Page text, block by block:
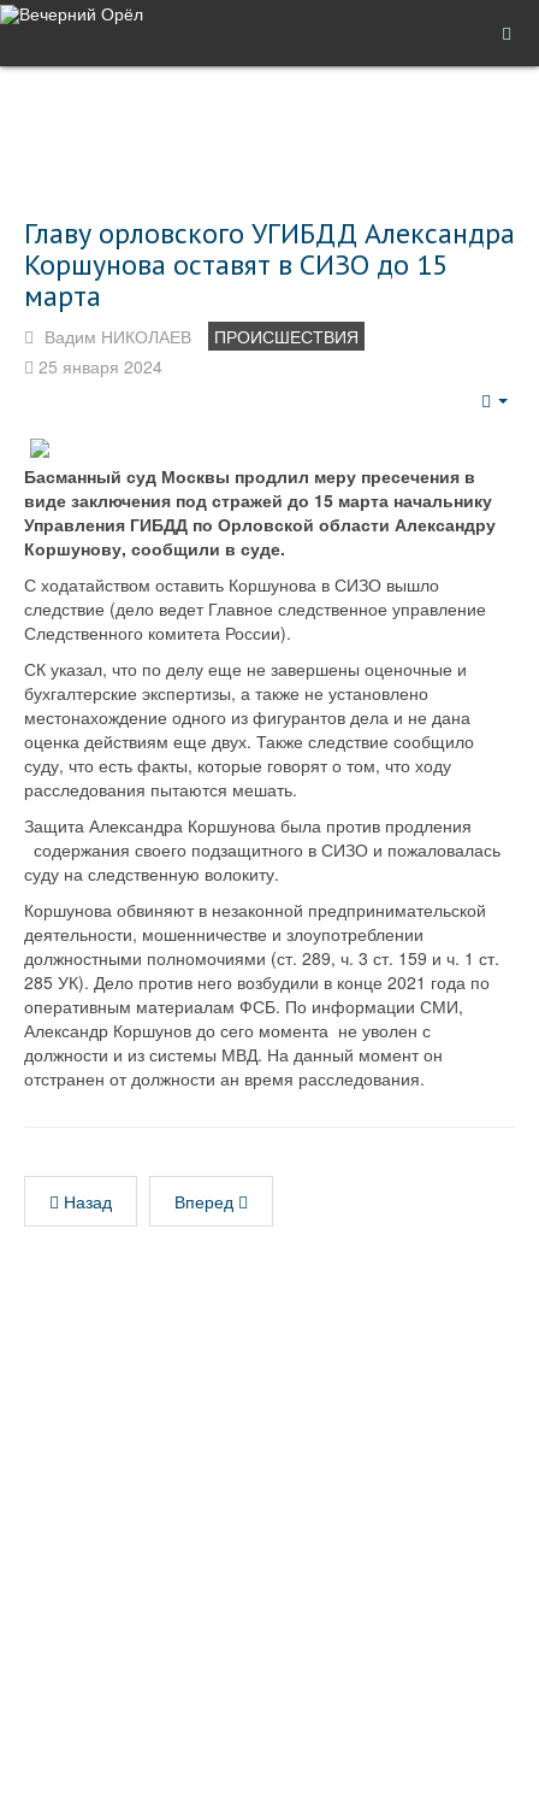
Главу орловского УГИБДД Александра
Коршунова оставят в СИЗО до 15
марта
Вадим НИКОЛАЕВ
ПРОИСШЕСТВИЯ
25 января 2024
Басманный суд Москвы продлил меру пресечения в
виде заключения под стражей до 15 марта начальнику
Управления ГИБДД по Орловской области Александру
Коршунову, сообщили в суде.
С ходатайством оставить Коршунова в СИЗО вышло
следствие (дело ведет Главное следственное управление
Следственного комитета России).
СК указал, что по делу еще не завершены оценочные и
бухгалтерские экспертизы, а также не установлено
местонахождение одного из фигурантов дела и не дана
оценка действиям еще двух. Также следствие сообщило
суду, что есть факты, которые говорят о том, что ходу
расследования пытаются мешать.
Защита Александра Коршунова была против продления
содержания своего подзащитного в СИЗО и пожаловалась
суду на следственную волокиту.
Коршунова обвиняют в незаконной предпринимательской
деятельности, мошенничестве и злоупотреблении
должностными полномочиями (ст. 289, ч. 3 ст. 159 и ч. 1 ст.
285 УК). Дело против него возбудили в конце 2021 года по
оперативным материалам ФСБ. По информации СМИ,
Александр Коршунов до сего момента не уволен с
должности и из системы МВД. На данный момент он
отстранен от должности ан время расследования.
Назад Вперед